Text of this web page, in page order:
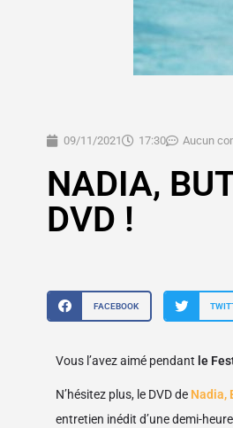
09/11/2021 17:30 Aucun
NADIA,
DVD !
FACEBOOK
Vous l’avez aimé pendant le
N’hésitez plus, le DVD de Nadia,
entretien inédit d’une demi-